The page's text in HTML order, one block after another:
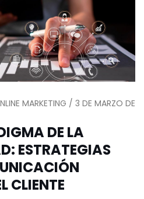
MARKETING / 3 DE MARZO DE
DE LA
ESTRATEGIAS
CLIENTE